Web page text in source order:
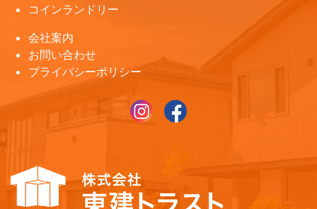
コインランドリー
会社案内
お問い合わせ
プライバシーポリシー